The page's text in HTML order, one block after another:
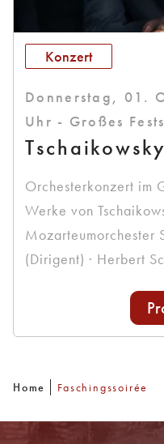
Konzert
Donnerstag, 01.
Uhr - Großes
Orchesterkonzert im
Werke von
Mozarteumorchester
(Dirigent) · Herbert
Home Faschingssoirée